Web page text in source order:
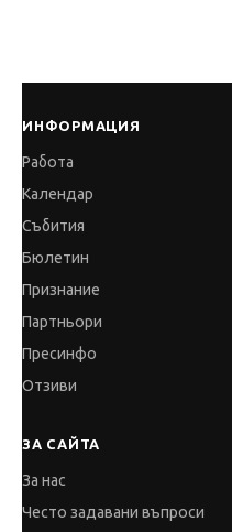
ИНФОРМАЦИЯ
Работа
Календар
Събития
Бюлетин
Признание
Партньори
Пресинфо
Отзиви
ЗА САЙТА
За нас
Често задавани въпроси